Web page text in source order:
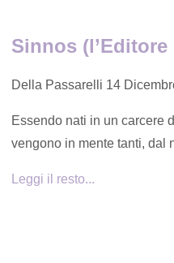
Sinnos (l’Editore
Della Passarelli 14
Essendo nati in un carcere
vengono in mente tanti, dal
Leggi il resto...